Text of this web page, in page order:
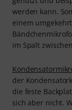
werden kann.
einem
im Spalt
der
die feste
sich aber nicht.